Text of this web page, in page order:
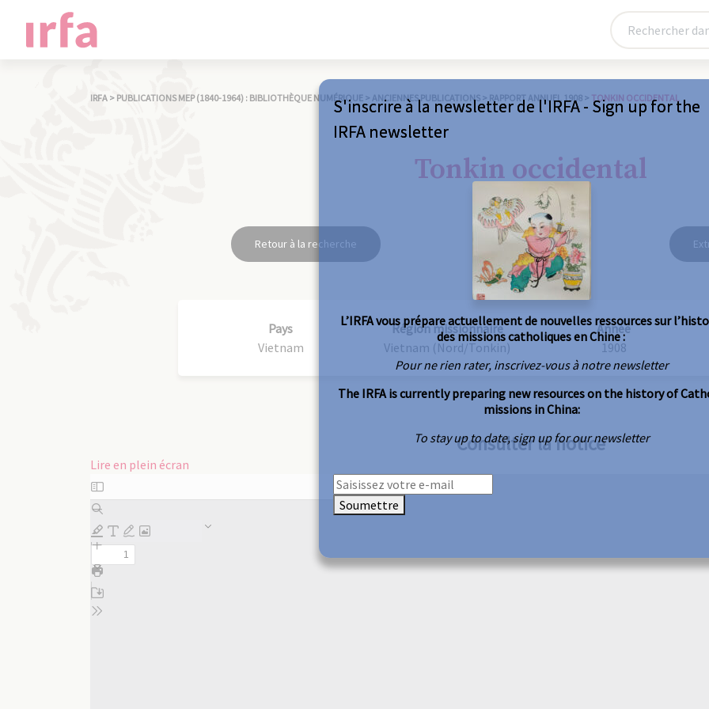
IRFA > PUBLICATIONS MEP (1840-1964) : BIBLIOTHÈQUE NUMÉRIQUE > ANCIENNES PUBLICATIONS > RAPPORT ANNUEL 1908 > TONKIN OCCIDENTAL
Tonkin occidental
Retour à la recherche
Pays
Vietnam
Région missionnaire
Vietnam (Nord/Tonkin)
Année
1908
Consulter la notice
Lire en plein écran
Aller
au
contenu
PDF
S'inscrire à la newsletter de l'IRFA - Sign up for the
IRFA newsletter
L’IRFA vous prépare actuellement de nouvelles ressources sur
des missions catholiques en Chine :
Pour ne rien rater, inscrivez-vous à notre newsletter
The IRFA is currently preparing new resources on the history of
missions in China:
To stay up to date, sign up for our newsletter
Soumettre